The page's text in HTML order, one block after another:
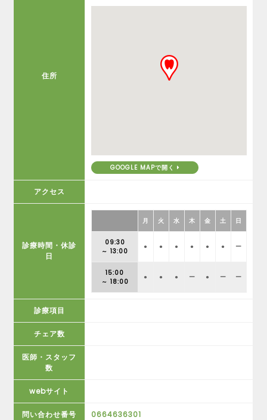
住所
GOOGLE MAPで開く
アクセス
診療時間・休診
日
月 火 水 木 金 土 日
09:30
～ 13:00
● ● ● ● ● ● ー
15:00
～ 18:00
● ● ● ー ● ー ー
診療項目
チェア数
医師・スタッフ
数
webサイト
問い合わせ番号 0664636301